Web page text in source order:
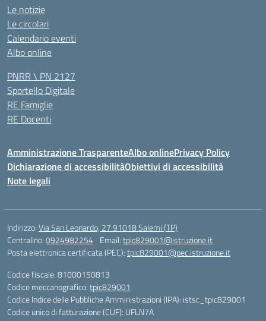
Le notizie
Le circolari
Calendario eventi
Albo online
PNRR \ PN 2127
Sportello Digitale
RE Famiglie
RE Docenti
Amministrazione TrasparenteAlbo onlinePrivacy Policy
Dichiarazione di accessibilitàObiettivi di accessibilità
Note legali
Indirizzo:Via San Leonardo, 27 91018 Salemi (TP)
Centralino:0924982254 Email:tpic829001@istruzione.it
Posta elettronica certificata (PEC):tpic829001@pec.istruzione.it
Codice fiscale: 81000150813
Codice meccanografico:tpic829001
Codice Indice delle Pubbliche Amministrazioni (IPA): istsc_tpic829001
Codice unico di fatturazione (CUF): UFLN7A